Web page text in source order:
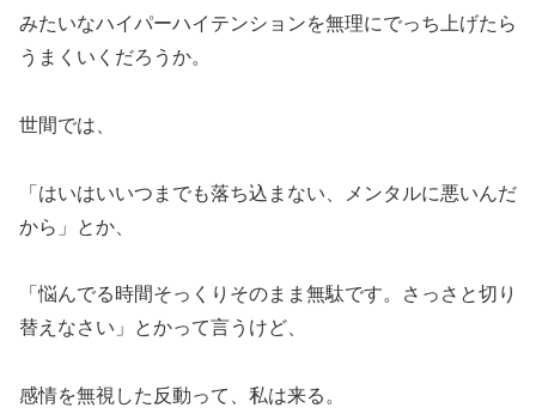
みたいなハイパーハイテンションを無理にでっち上げたら
うまくいくだろうか。
世間では、
「はいはいいつまでも落ち込まない、メンタルに悪いんだ
から」とか、
「悩んでる時間そっくりそのまま無駄です。さっさと切り
替えなさい」とかって言うけど、
感情を無視した反動って、私は来る。